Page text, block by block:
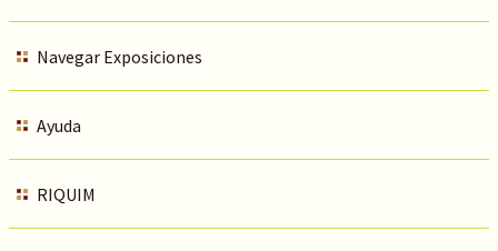
Navegar Exposiciones
Ayuda
RIQUIM